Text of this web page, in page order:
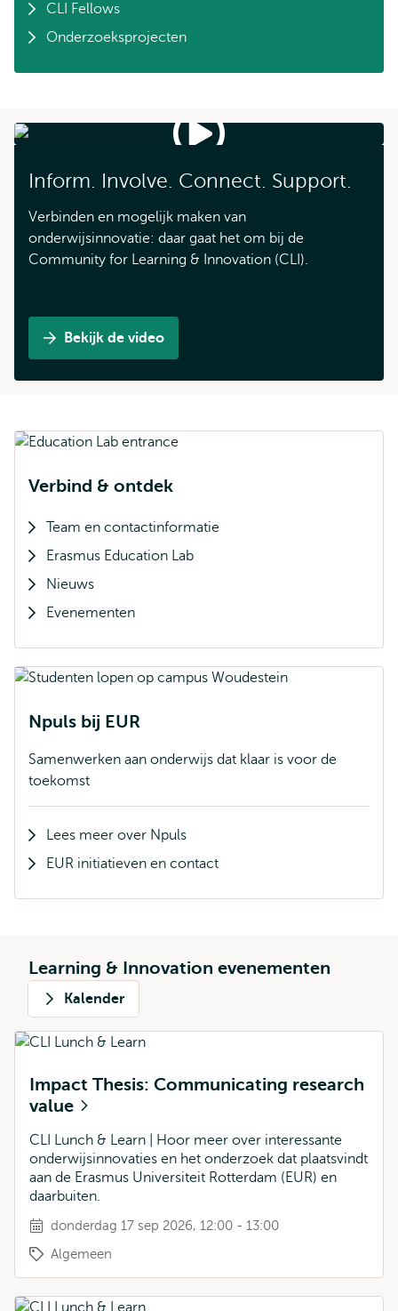
CLI Fellows
Onderzoeksprojecten
Inform. Involve. Connect. Support.
Verbinden en mogelijk maken van
onderwijsinnovatie: daar gaat het om bij de
Community for Learning & Innovation (CLI).
Bekijk de video
Watch
the
Verbind & ontdek
Team en contactinformatie
Erasmus Education Lab
Nieuws
Evenementen
Npuls bij EUR
Samenwerken aan onderwijs dat klaar is voor de
toekomst
Lees meer over Npuls
EUR initiatieven en contact
Learning & Innovation evenementen
Kalender
Impact Thesis: Communicating research
value
CLI Lunch & Learn | Hoor meer over interessante
onderwijsinnovaties en het onderzoek dat plaatsvindt
aan de Erasmus Universiteit Rotterdam (EUR) en
daarbuiten.
donderdag 17 sep 2026, 12:00 - 13:00
Algemeen